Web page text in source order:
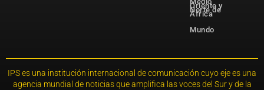
Oriente y
Norte de
África
Mundo
IPS es una institución internacional de comunicación cuyo eje es una
agencia mundial de noticias que amplifica las voces del Sur y de la